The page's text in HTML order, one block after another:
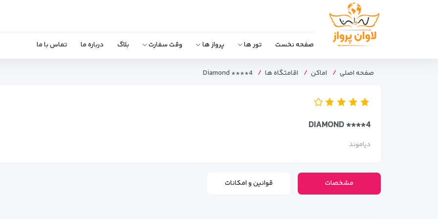
صفحه نخست تور ها پرواز ها وقت سفارت بلاگ درباره ما تماس با ما
صفحه اصلی اماکن اقامتگاه ها Diamond ****4
DIAMOND ****4
دیاموند
مشخصات قوانین و امکانات